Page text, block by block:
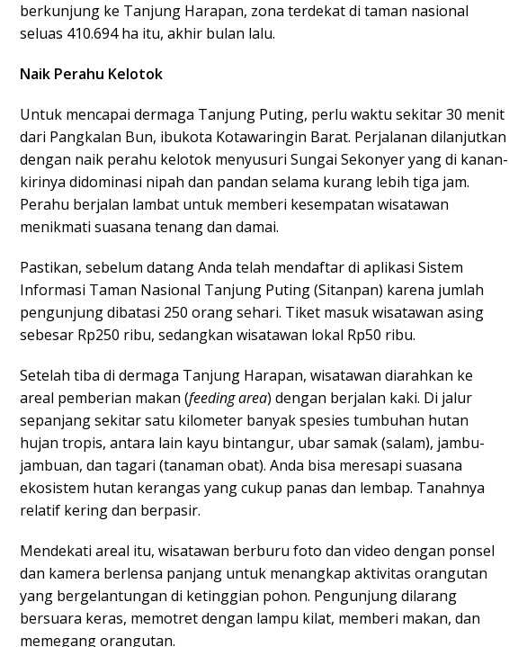
berkunjung ke Tanjung Harapan, zona terdekat di taman nasional
seluas 410.694 ha itu, akhir bulan lalu.
Naik Perahu Kelotok
Untuk mencapai dermaga Tanjung Puting, perlu waktu sekitar 30 menit
dari Pangkalan Bun, ibukota Kotawaringin Barat. Perjalanan dilanjutkan
dengan naik perahu kelotok menyusuri Sungai Sekonyer yang di kanan-
kirinya didominasi nipah dan pandan selama kurang lebih tiga jam.
Perahu berjalan lambat untuk memberi kesempatan wisatawan
menikmati suasana tenang dan damai.
Pastikan, sebelum datang Anda telah mendaftar di aplikasi Sistem
Informasi Taman Nasional Tanjung Puting (Sitanpan) karena jumlah
pengunjung dibatasi 250 orang sehari. Tiket masuk wisatawan asing
sebesar Rp250 ribu, sedangkan wisatawan lokal Rp50 ribu.
Setelah tiba di dermaga Tanjung Harapan, wisatawan diarahkan ke
areal pemberian makan (feeding area) dengan berjalan kaki. Di jalur
sepanjang sekitar satu kilometer banyak spesies tumbuhan hutan
hujan tropis, antara lain kayu bintangur, ubar samak (salam), jambu-
jambuan, dan tagari (tanaman obat). Anda bisa meresapi suasana
ekosistem hutan kerangas yang cukup panas dan lembap. Tanahnya
relatif kering dan berpasir.
Mendekati areal itu, wisatawan berburu foto dan video dengan ponsel
dan kamera berlensa panjang untuk menangkap aktivitas orangutan
yang bergelantungan di ketinggian pohon. Pengunjung dilarang
bersuara keras, memotret dengan lampu kilat, memberi makan, dan
memegang orangutan.